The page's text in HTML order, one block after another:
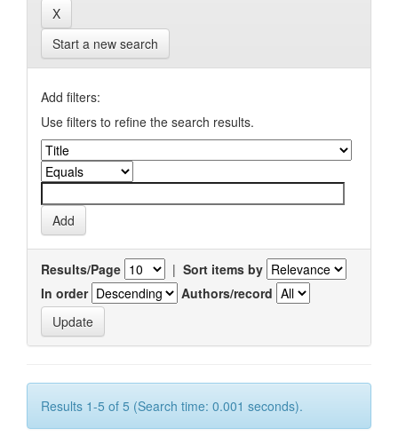
Start a new search
Add filters:
Use filters to refine the search results.
Results/Page | Sort items by
In order
Authors/record
Results 1-5 of 5 (Search time: 0.001 seconds).